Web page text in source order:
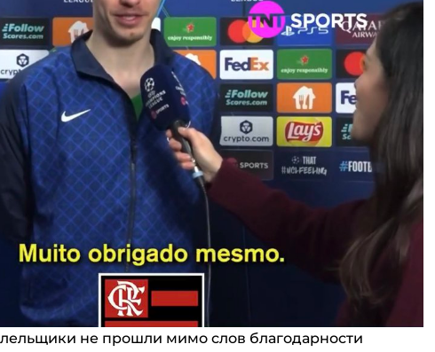
не прошли мимо слов благодарности